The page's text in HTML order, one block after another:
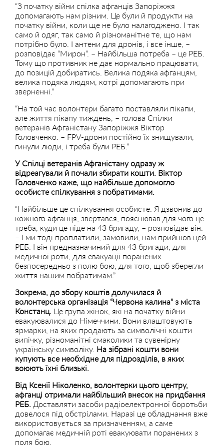
“З початку війни спілка афганців Запоріжжя
допомагають нам різним. Це були й продукти на
початку війни, коли ще не було налагоджено. І так
само й одяг, так само й різноманітне те, що нам
потрібно було. І антени для дронів, і все інше, –
розповідає “Мирон”. – Найбільша потреба – це РЕБ.
Тому що противник не дає нормально працювати,
до позицій добиратись. Велика подяка афганцям,
велика подяка людям, котрі допомагають при
зверненні.”
“На той час волонтери багато поставляли пікапи,
але життя пікапу тиждень, – голова Спілки
ветеранів Афганістану Запоріжжя Віктор
Головченко. – FPV-дрони постійно їх знищували,
гинули люди, і треба були РЕБ.”
У Спілці ветеранів Афганістану одразу ж
відреагували й почали збирати кошти. Віктор
Головченко каже, що найбільше допомогло
особисте спілкування з побратимами.
“Найбільше це спілкування особисте. Я дзвонив до
кожного афганця, звертався, пояснював для чого це
треба, куди це піде на 43 бригаду, – розповідає він.
– І ми тоді проплатили, замовили, нам прийшов цей
РЕБ. І він предназначиний для 43 бригади, для
медичної роти, для евакуації поранених
безпосередньо з полю бою, для того, щоб зберегли
життя нашим побратимам.”
Зокрема, до збору коштів долучилася й
волонтерська організація “Червона калина” з міста
Констанц. Це група жінок, які на початку війни
евакуювалися до Німеччини. Вони влаштовують
ярмарки, на яких продають за символічні кошти
випічку, різноманітні смаколики та сувенірну
українську символіку. На зібрані кошти вони
купують все необхідне для підрозділів, в яких
воюють їхні близькі.
Від Ксенії Ніколенко, волонтерки цього центру,
афганці отримали найбільший внесок на придбання
РЕБ. Доставляти засоби радіоелектронної боротьби
довелося під обстрілами. Наразі це обладнання вже
використовується за призначенням, а саме
допомагає медичній роті евакуювати поранених з
поля бою.